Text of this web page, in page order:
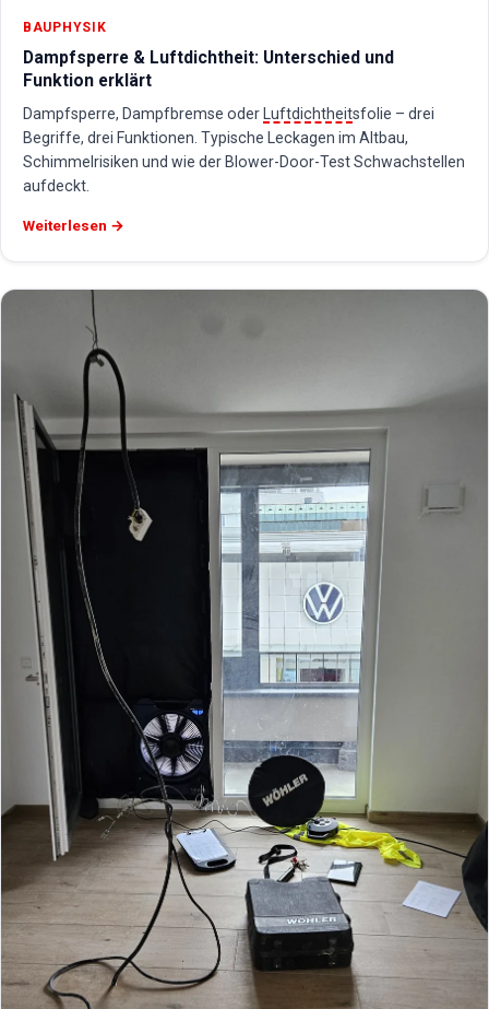
BAUPHYSIK
Dampfsperre & Luftdichtheit: Unterschied und
Funktion erklärt
Dampfsperre, Dampfbremse oder Luftdichtheitsfolie – drei
Begriffe, drei Funktionen. Typische Leckagen im Altbau,
Schimmelrisiken und wie der Blower-Door-Test Schwachstellen
aufdeckt.
Weiterlesen →